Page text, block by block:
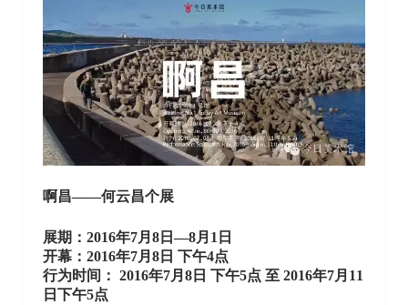
啊昌——何云昌个展
展期：2016年7月8日—8月1日
开幕：2016年7月8日 下午4点
行为时间： 2016年7月8日 下午5点 至 2016年7月11
日下午5点